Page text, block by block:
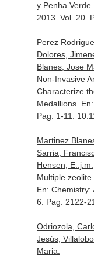
y Penha Verde.
2013. Vol. 20.
Perez
Dolores,
Blanes, Jose
Non-Invasive
Characterize
Medallions.
Pag. 1-11.
Martinez
Sarria,
Hensen,
Multiple
En: Chemistry:
6. Pag. 2122-
Odriozola,
Jesús,
Maria: